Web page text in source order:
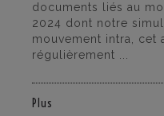
documents liés au
2024 dont notre
mouvement intra, cet
régulièrement ...
Plus